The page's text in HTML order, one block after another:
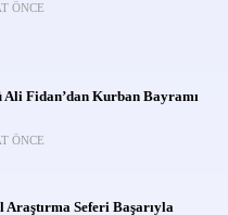
4 SAAT ÖNCE
Fidan’dan Kurban Bayramı
3 SAAT ÖNCE
Seferi Başarıyla